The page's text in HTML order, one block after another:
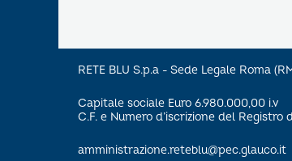
RETE BLU S.p.a - Sede Legale Roma
Capitale sociale Euro 6.980.000,00 i.v
C.F. e Numero d’iscrizione del
amministrazione.reteblu@pec.glauco.it